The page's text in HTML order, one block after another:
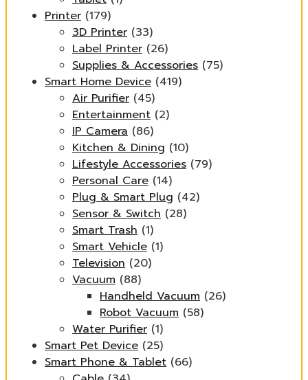
Printer (179)
3D Printer (33)
Label Printer (26)
Supplies & Accessories (75)
Smart Home Device (419)
Air Purifier (45)
Entertainment (2)
IP Camera (86)
Kitchen & Dining (10)
Lifestyle Accessories (79)
Personal Care (14)
Plug & Smart Plug (42)
Sensor & Switch (28)
Smart Trash (1)
Smart Vehicle (1)
Television (20)
Vacuum (88)
Handheld Vacuum (26)
Robot Vacuum (58)
Water Purifier (1)
Smart Pet Device (25)
Smart Phone & Tablet (66)